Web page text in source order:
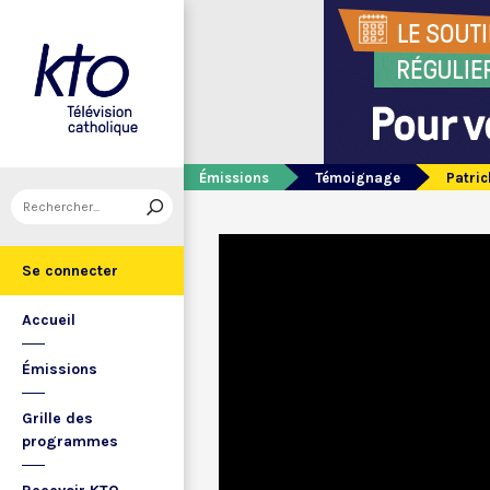
Se connecter
Accueil
Émissions
Grille des
programmes
Émissions Témoignage